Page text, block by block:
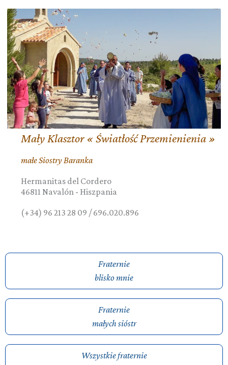
Mały Klasztor « Światłość Przemienienia »
małe Siostry Baranka
Hermanitas del Cordero
46811 Navalón - Hiszpania
(+34) 96 213 28 09 / 696.020.896
Fraternie
blisko mnie
Fraternie
małych sióstr
Wszystkie fraternie